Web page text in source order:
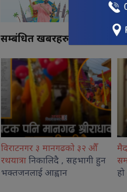
सम्बंधित खबरहरु
मैदानबाट भाग्ने वा लुकेर बस्ने
समय होइन, एकताबद्ध हुने बेला
हो : राजेन्द्र लिङदेन